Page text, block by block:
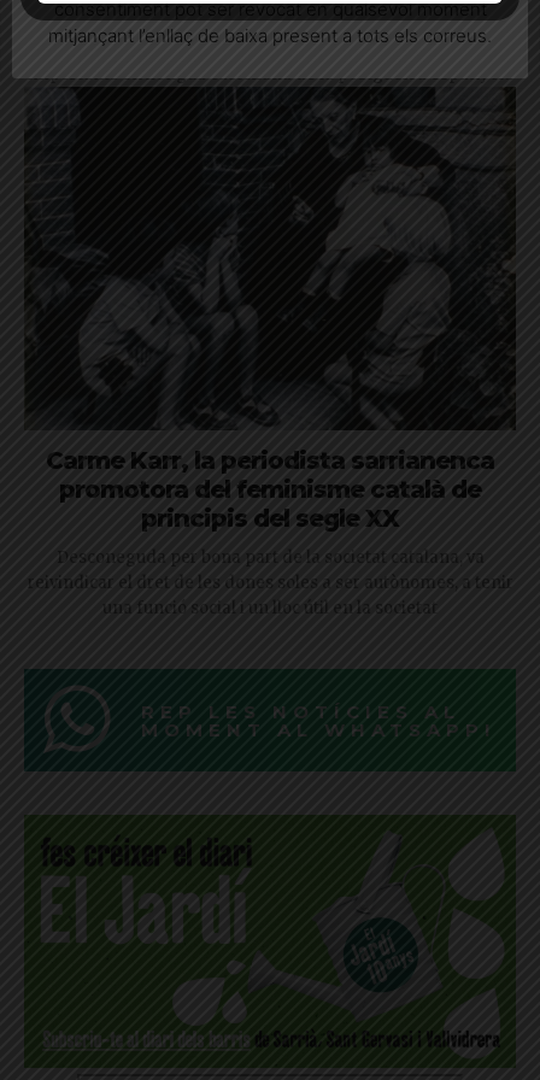
viure
L’escriptora està considerada una de les novel·listes més
importants en llengua castellana de la postguerra espanyola
Carme Karr, la periodista sarrianenca
promotora del feminisme català de
principis del segle XX
Desconeguda per bona part de la societat catalana, va
reivindicar el dret de les dones soles a ser autònomes, a tenir
una funció social i un lloc útil en la societat
REP LES NOTÍCIES AL
MOMENT AL WHATSAPP!
consentiment pot ser revocat en qualsevol moment
mitjançant l’enllaç de baixa present a tots els correus.